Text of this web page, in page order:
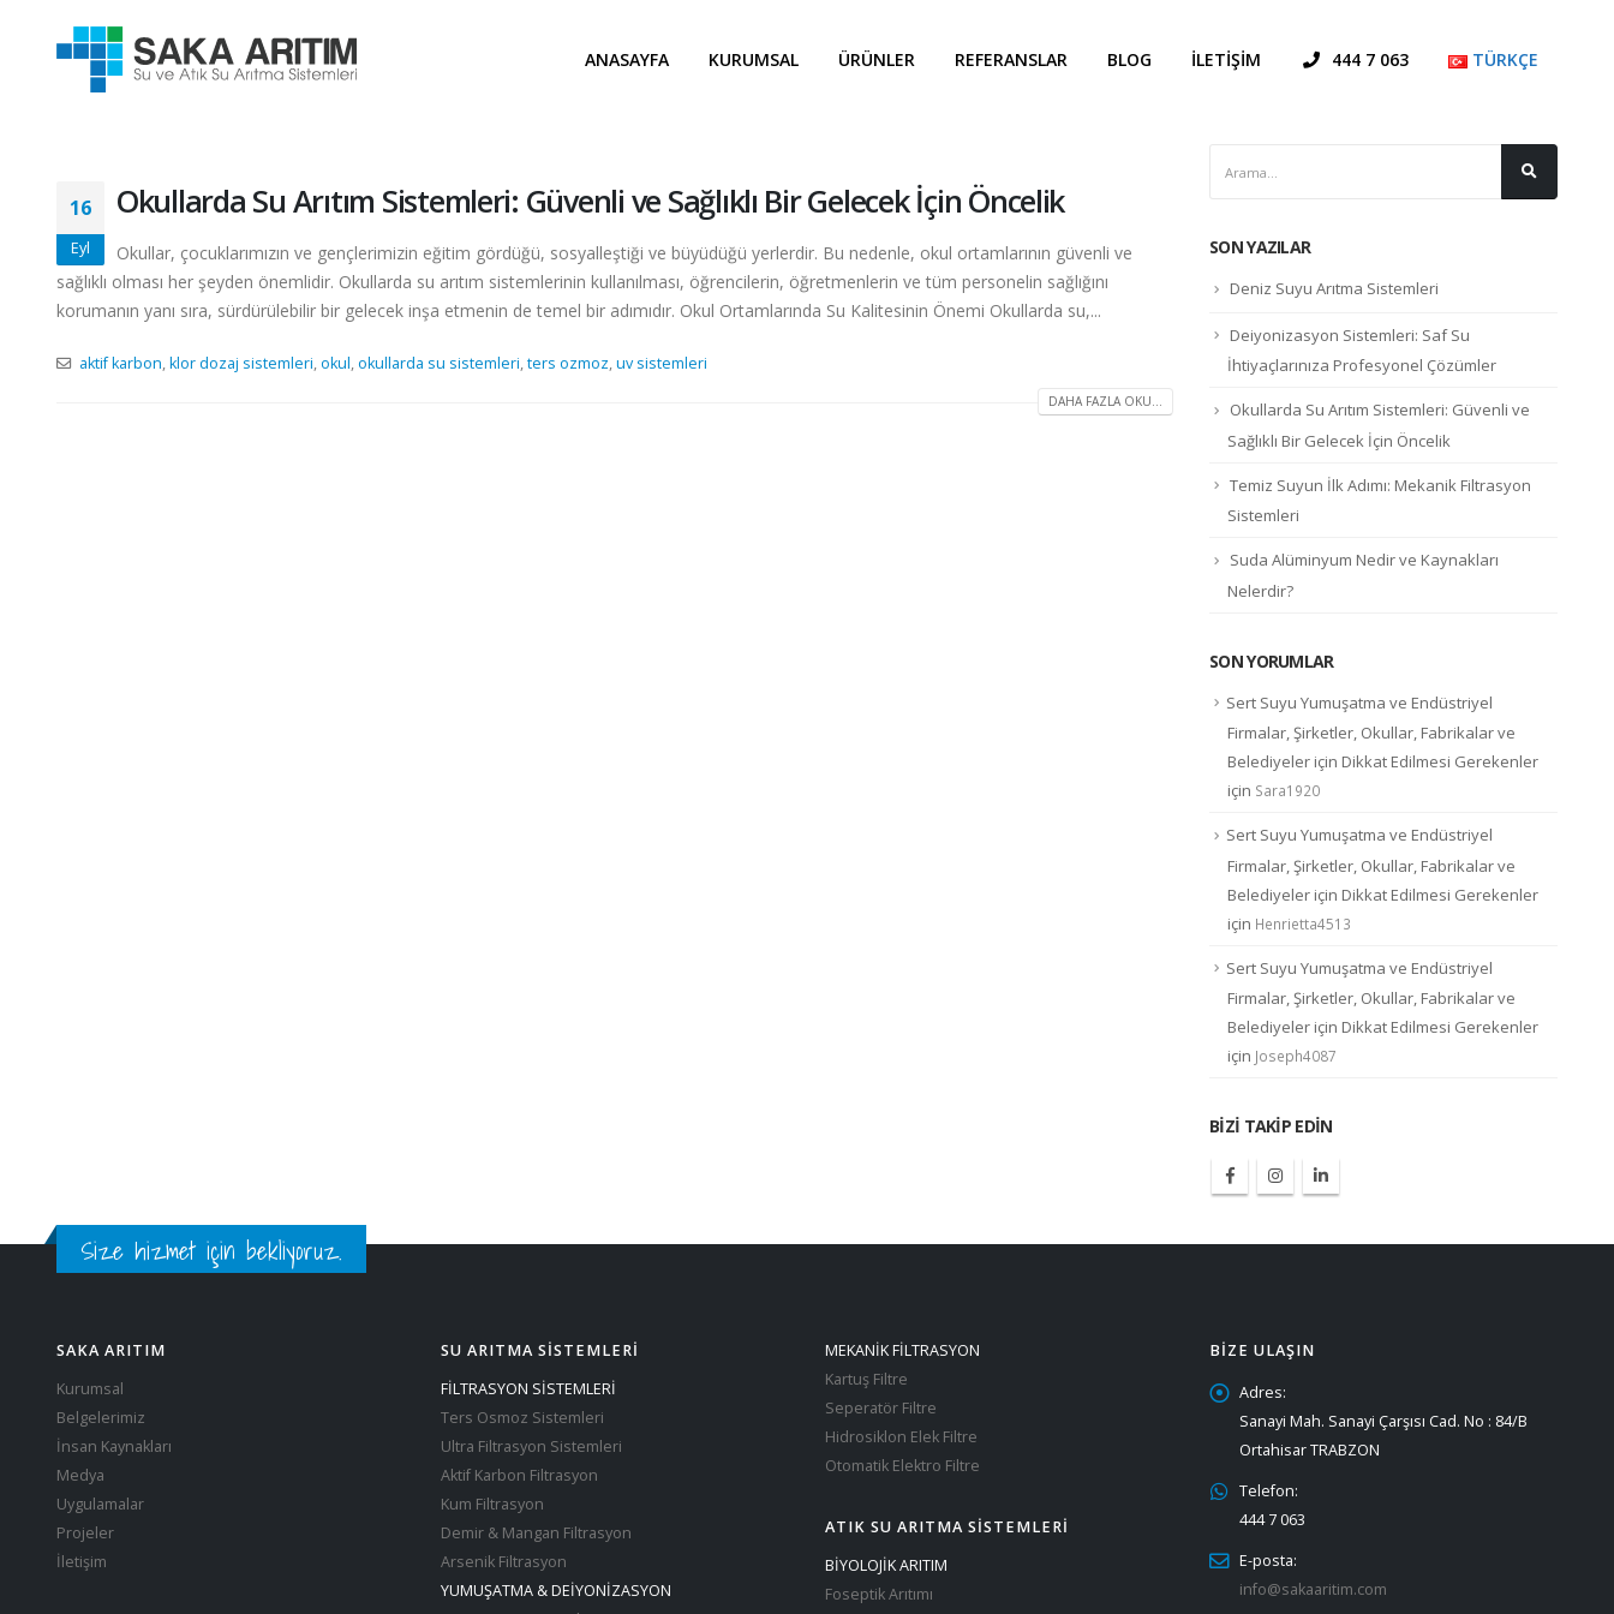
ANASAYFA KURUMSAL ÜRÜNLER REFERANSLAR BLOG İLETIŞIM 444 7 063 TÜRKÇE
16
Eyl
Okullarda Su Arıtım Sistemleri: Güvenli ve Sağlıklı Bir Gelecek İçin Öncelik
Okullar, çocuklarımızın ve gençlerimizin eğitim gördüğü, sosyalleştiği ve büyüdüğü yerlerdir. Bu nedenle, okul ortamlarının güvenli ve
sağlıklı olması her şeyden önemlidir. Okullarda su arıtım sistemlerinin kullanılması, öğrencilerin, öğretmenlerin ve tüm personelin sağlığını
korumanın yanı sıra, sürdürülebilir bir gelecek inşa etmenin de temel bir adımıdır. Okul Ortamlarında Su Kalitesinin Önemi Okullarda su,...
aktif karbon,klor dozaj sistemleri,okul,okullarda su sistemleri,ters ozmoz,uv sistemleri
DAHA FAZLA OKU...
SON YAZILAR
Deniz Suyu Arıtma Sistemleri
Deiyonizasyon Sistemleri: Saf Su
İhtiyaçlarınıza Profesyonel Çözümler
Okullarda Su Arıtım Sistemleri: Güvenli ve
Sağlıklı Bir Gelecek İçin Öncelik
Temiz Suyun İlk Adımı: Mekanik Filtrasyon
Sistemleri
Suda Alüminyum Nedir ve Kaynakları
Nelerdir?
SON YORUMLAR
Sert Suyu Yumuşatma ve Endüstriyel
Firmalar, Şirketler, Okullar, Fabrikalar ve
Belediyeler için Dikkat Edilmesi Gerekenler
için Sara1920
Sert Suyu Yumuşatma ve Endüstriyel
Firmalar, Şirketler, Okullar, Fabrikalar ve
Belediyeler için Dikkat Edilmesi Gerekenler
için Henrietta4513
Sert Suyu Yumuşatma ve Endüstriyel
Firmalar, Şirketler, Okullar, Fabrikalar ve
Belediyeler için Dikkat Edilmesi Gerekenler
için Joseph4087
BIZI TAKIP EDIN
Size hizmet için bekliyoruz.
SAKA ARITIM
Kurumsal
Belgelerimiz
İnsan Kaynakları
Medya
Uygulamalar
Projeler
İletişim
SU ARITMA SİSTEMLERİ
FİLTRASYON SİSTEMLERİ
Ters Osmoz Sistemleri
Ultra Filtrasyon Sistemleri
Aktif Karbon Filtrasyon
Kum Filtrasyon
Demir & Mangan Filtrasyon
Arsenik Filtrasyon
YUMUŞATMA & DEİYONİZASYON
MEKANİK FİLTRASYON
Kartuş Filtre
Seperatör Filtre
Hidrosiklon Elek Filtre
Otomatik Elektro Filtre
ATIK SU ARITMA SİSTEMLERİ
BİYOLOJİK ARITIM
Foseptik Arıtımı
BIZE ULAŞIN
Adres:
Sanayi Mah. Sanayi Çarşısı Cad. No : 84/B
Ortahisar TRABZON
Telefon:
444 7 063
E-posta:
info@sakaaritim.com